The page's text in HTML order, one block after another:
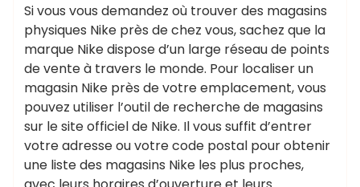
Si vous vous demandez où trouver des magasins
physiques Nike près de chez vous, sachez que la
marque Nike dispose d’un large réseau de points
de vente à travers le monde. Pour localiser un
magasin Nike près de votre emplacement, vous
pouvez utiliser l’outil de recherche de magasins
sur le site officiel de Nike. Il vous suffit d’entrer
votre adresse ou votre code postal pour obtenir
une liste des magasins Nike les plus proches,